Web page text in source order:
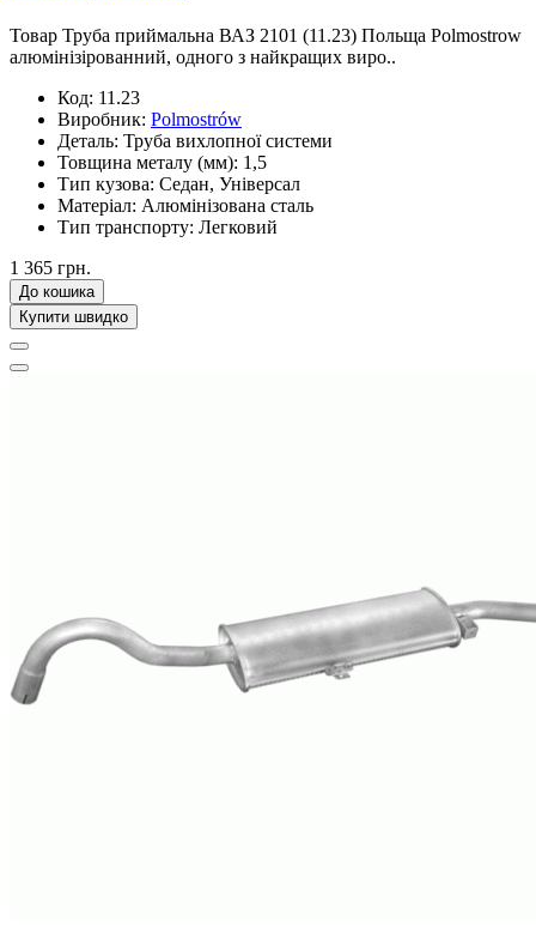
Товар Труба приймальна ВАЗ 2101 (11.23) Польща Polmostrow
алюмінізірованний, одного з найкращих виро..
Код: 11.23
Виробник: Polmostrów
Деталь: Труба вихлопної системи
Товщина металу (мм): 1,5
Тип кузова: Седан, Універсал
Матеріал: Алюмінізована сталь
Тип транспорту: Легковий
1 365 грн.
До кошика
Купити швидко